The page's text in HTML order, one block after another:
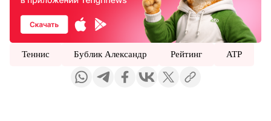
Теннис Бублик Александр Рейтинг ATP